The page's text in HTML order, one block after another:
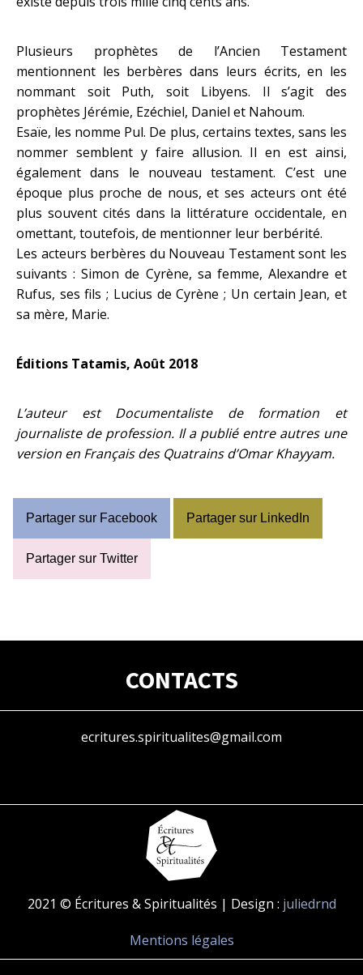
Plusieurs prophètes de l’Ancien Testament
mentionnent les berbères dans leurs écrits, en les
nommant soit Puth, soit Libyens. Il s’agit des
prophètes Jérémie, Ezéchiel, Daniel et Nahoum.
Esaïe, les nomme Pul. De plus, certains textes, sans les
nommer semblent y faire allusion. Il en est ainsi,
également dans le nouveau testament. C’est une
époque plus proche de nous, et ses acteurs ont été
plus souvent cités dans la littérature occidentale, en
omettant, toutefois, de mentionner leur berbérité.
Les acteurs berbères du Nouveau Testament sont les
suivants : Simon de Cyrène, sa femme, Alexandre et
Rufus, ses fils ; Lucius de Cyrène ; Un certain Jean, et
sa mère, Marie.
Éditions Tatamis, Août 2018
L’auteur est Documentaliste de formation et
journaliste de profession. Il a publié entre autres une
version en Français des Quatrains d’Omar Khayyam.
Partager sur Facebook Partager sur LinkedIn
Partager sur Twitter
CONTACTS
ecritures.spiritualites@gmail.com
2021 © Écritures & Spiritualités | Design : juliedrnd
Mentions légales